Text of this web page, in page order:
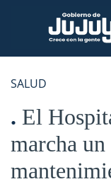
SALUD
El
marcha un